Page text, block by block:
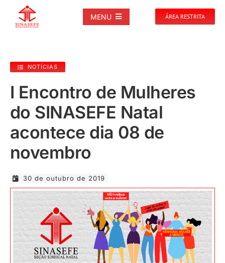
MENU
NOTÍCIAS
PUBLICAÇÕES
DOCUMENTOS
GALERIAS
EVENTOS
JURÍDICO
ÁREA RESTRITA
NOTÍCIAS
I Encontro de Mulheres
do SINASEFE Natal
acontece dia 08 de
novembro
30 de outubro de 2019